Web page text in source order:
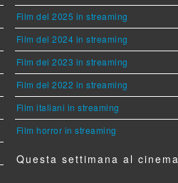
Film del 2025 in streaming
Film del 2024 in streaming
Film del 2023 in streaming
Film del 2022 in streaming
Film italiani in streaming
Film horror in streaming
Questa settimana al cinema